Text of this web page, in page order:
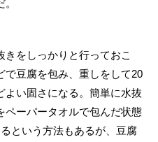
をしっかりと行っておこ
で豆腐を包み、重しをして20
よい固さになる。簡単に水抜
ペーパータオルで包んだ状態
という方法もあるが、豆腐